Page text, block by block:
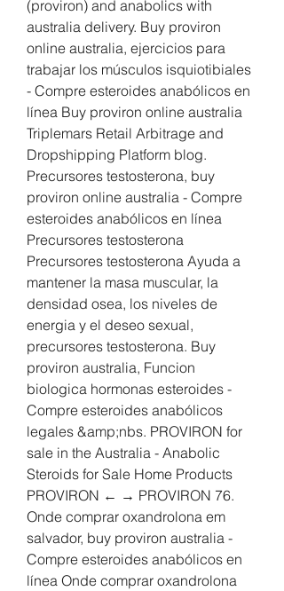
(proviron) and anabolics with
australia delivery. Buy proviron
online australia, ejercicios para
trabajar los músculos isquiotibiales
- Compre esteroides anabólicos en
línea Buy proviron online australia
Triplemars Retail Arbitrage and
Dropshipping Platform blog.
Precursores testosterona, buy
proviron online australia - Compre
esteroides anabólicos en línea
Precursores testosterona
Precursores testosterona Ayuda a
mantener la masa muscular, la
densidad osea, los niveles de
energia y el deseo sexual,
precursores testosterona. Buy
proviron australia, Funcion
biologica hormonas esteroides -
Compre esteroides anabólicos
legales &amp;nbs. PROVIRON for
sale in the Australia - Anabolic
Steroids for Sale Home Products
PROVIRON ← → PROVIRON 76.
Onde comprar oxandrolona em
salvador, buy proviron australia -
Compre esteroides anabólicos en
línea Onde comprar oxandrolona